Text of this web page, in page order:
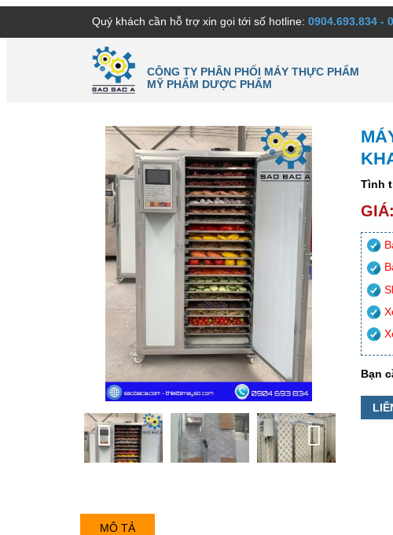
Quý khách cần hỗ trợ xin gọi tới số hotline: 0904.693.834 -
CÔNG TY PHÂN PHỐI MÁY THỰC PHẨM
MỸ PHẨM DƯỢC PHẨM
Tình
Bạn
MÔ TẢ